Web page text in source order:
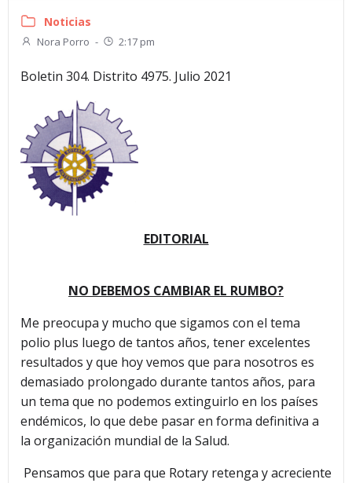
Noticias
Nora Porro - 2:17 pm
Boletin 304. Distrito 4975. Julio 2021
EDITORIAL
NO DEBEMOS CAMBIAR EL RUMBO?
Me preocupa y mucho que sigamos con el tema
polio plus luego de tantos años, tener excelentes
resultados y que hoy vemos que para nosotros es
demasiado prolongado durante tantos años, para
un tema que no podemos extinguirlo en los países
endémicos, lo que debe pasar en forma definitiva a
la organización mundial de la Salud.
Pensamos que para que Rotary retenga y acreciente